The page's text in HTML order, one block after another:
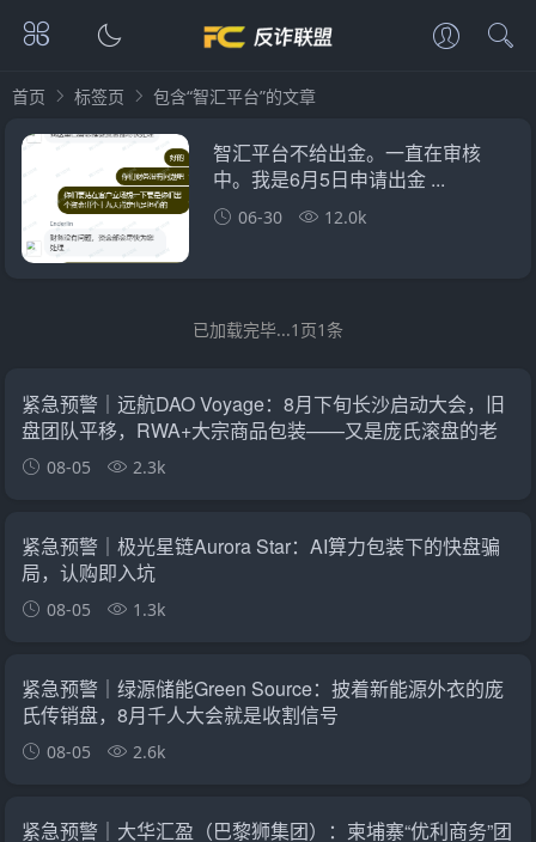
首页 标签页 包含“智汇平台”的文章
智汇平台不给出金。一直在审核
中。我是6月5日申请出金 ...
06-30 12.0k
已加载完毕...1页1条
紧急预警｜远航DAO Voyage：8月下旬长沙启动大会，旧
盘团队平移，RWA+大宗商品包装——又是庞氏滚盘的老
剧本08-05 2.3k
紧急预警｜极光星链Aurora Star：AI算力包装下的快盘骗
局，认购即入坑
08-05 1.3k
紧急预警｜绿源储能Green Source：披着新能源外衣的庞
氏传销盘，8月千人大会就是收割信号
08-05 2.6k
紧急预警｜大华汇盈（巴黎狮集团）：柬埔寨“优利商务”团